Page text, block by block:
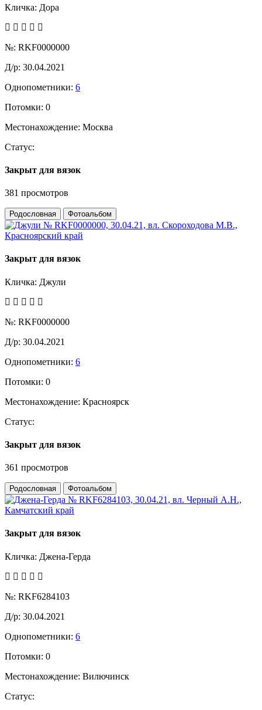
Кличка: Дора
№: RKF0000000
Д/р: 30.04.2021
Однопометники: 6
Потомки: 0
Местонахождение: Москва
Статус:
Закрыт для вязок
381 просмотров
Родословная Фотоальбом
Закрыт для вязок
Кличка: Джули
№: RKF0000000
Д/р: 30.04.2021
Однопометники: 6
Потомки: 0
Местонахождение: Красноярск
Статус:
Закрыт для вязок
361 просмотров
Родословная Фотоальбом
Закрыт для вязок
Кличка: Джена-Герда
№: RKF6284103
Д/р: 30.04.2021
Однопометники: 6
Потомки: 0
Местонахождение: Вилючинск
Статус: